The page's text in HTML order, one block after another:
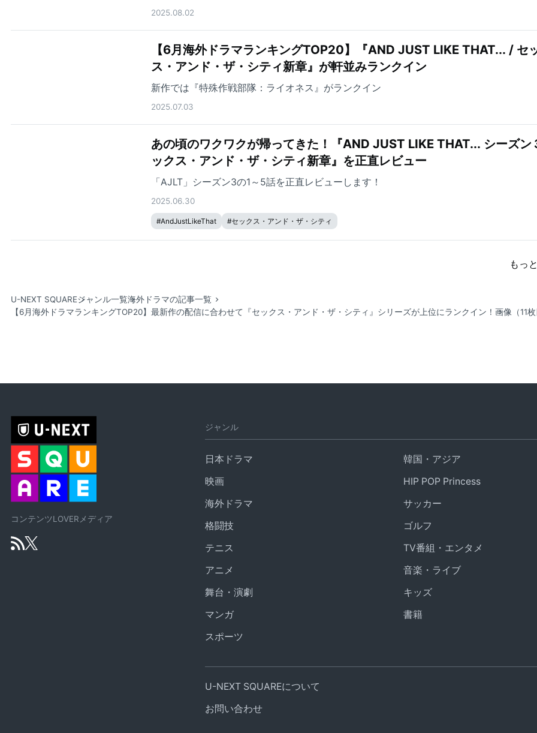
2025.08.02
【6月海外ドラマランキングTOP20】『AND JUST LIKE THAT... / セ
ス・アンド・ザ・シティ新章』が軒並みランクイン
新作では『特殊作戦部隊：ライオネス』がランクイン
2025.07.03
あの頃のワクワクが帰ってきた！『AND JUST LIKE THAT... シーズン
ックス・アンド・ザ・シティ新章』を正直レビュー
「AJLT」シーズン3の1～5話を正直レビューします！
2025.06.30
#AndJustLikeThat #セックス・アンド・ザ・シティ
もっ
U-NEXT SQUAREジャンル一覧海外ドラマの記事一覧
【6月海外ドラマランキングTOP20】最新作の配信に合わせて『セックス・アンド・ザ・シティ』シリーズが上位にランクイン！ 画像（11枚
コンテンツLOVERメディア
ジャンル
日本ドラマ
韓国・アジア
映画
HIP POP Princess
海外ドラマ
サッカー
格闘技
ゴルフ
テニス
TV番組・エンタメ
アニメ
音楽・ライブ
舞台・演劇
キッズ
マンガ
書籍
スポーツ
U-NEXT SQUAREについて
お問い合わせ